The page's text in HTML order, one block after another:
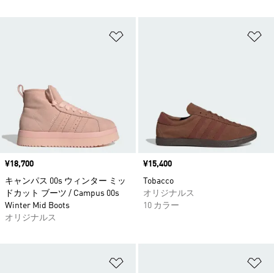
価格
¥18,700
キャンパス 00s ウィンター ミッ
ドカット ブーツ / Campus 00s
Winter Mid Boots
オリジナルス
価格
¥15,400
Tobacco
オリジナルス
10 カラー